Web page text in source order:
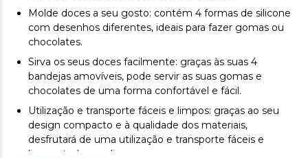
Molde doces a seu gosto: contém 4 formas de silicone
com desenhos diferentes, ideais para fazer gomas ou
chocolates.
Sirva os seus doces facilmente: graças às suas 4
bandejas amovíveis, pode servir as suas gomas e
chocolates de uma forma confortável e fácil.
Utilização e transporte fáceis e limpos: graças ao seu
design compacto e à qualidade dos materiais,
desfrutará de uma utilização e transporte fáceis e
limpos todos os dias.